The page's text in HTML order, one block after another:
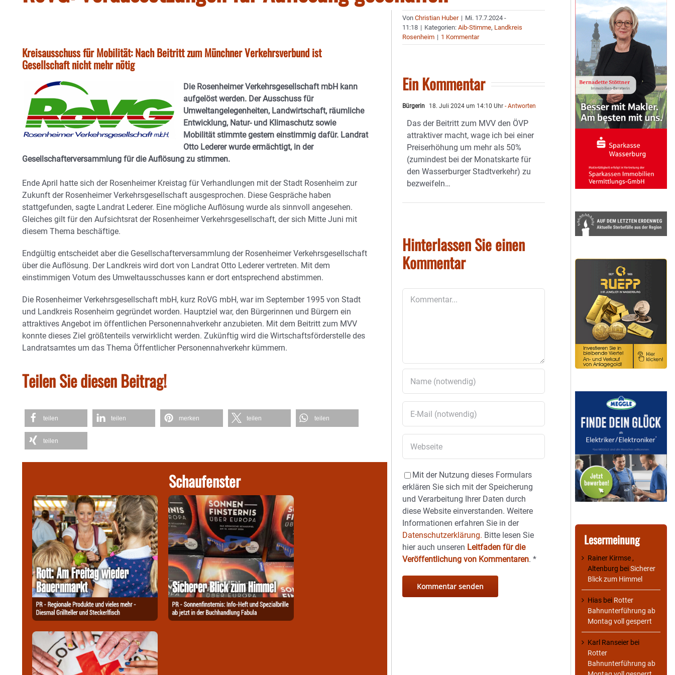
Kreisausschuss für Mobilität: Nach Beitritt zum Münchner Verkehrsverbund ist
Gesellschaft nicht mehr nötig
Die Rosenheimer Verkehrsgesellschaft mbH kann
aufgelöst werden. Der Ausschuss für
Umweltangelegenheiten, Landwirtschaft, räumliche
Entwicklung, Natur- und Klimaschutz sowie
Mobilität stimmte gestern einstimmig dafür. Landrat
Otto Lederer wurde ermächtigt, in der
Gesellschafterversammlung für die Auflösung zu stimmen.
Ende April hatte sich der Rosenheimer Kreistag für Verhandlungen mit der Stadt Rosenheim zur
Zukunft der Rosenheimer Verkehrsgesellschaft ausgesprochen. Diese Gespräche haben
stattgefunden, sagte Landrat Lederer. Eine mögliche Auflösung wurde als sinnvoll angesehen.
Gleiches gilt für den Aufsichtsrat der Rosenheimer Verkehrsgesellschaft, der sich Mitte Juni mit
diesem Thema beschäftige.
Endgültig entscheidet aber die Gesellschafterversammlung der Rosenheimer Verkehrsgesellschaft
über die Auflösung. Der Landkreis wird dort von Landrat Otto Lederer vertreten. Mit dem
einstimmigen Votum des Umweltausschusses kann er dort entsprechend abstimmen.
Die Rosenheimer Verkehrsgesellschaft mbH, kurz RoVG mbH, war im September 1995 von Stadt
und Landkreis Rosenheim gegründet worden. Hauptziel war, den Bürgerinnen und Bürgern ein
attraktives Angebot im öffentlichen Personennahverkehr anzubieten. Mit dem Beitritt zum MVV
konnte dieses Ziel größtenteils verwirklicht werden. Zukünftig wird die Wirtschaftsförderstelle des
Landratsamtes um das Thema Öffentlicher Personennahverkehr kümmern.
Teilen Sie diesen Beitrag!
teilen teilen merken teilen teilen
teilen
Schaufenster
VonChristian Huber | Mi. 17.7.2024 -
11:18 | Kategorien:Aib-Stimme, Landkreis
Rosenheim | 1 Kommentar
Ein Kommentar
Bürgerin 18. Juli 2024 um 14:10 Uhr - Antworten
Das der Beitritt zum MVV den ÖVP
attraktiver macht, wage ich bei einer
Preiserhöhung um mehr als 50%
(zumindest bei der Monatskarte für
den Wasserburger Stadtverkehr) zu
bezweifeln…
Hinterlassen Sie einen
Kommentar
Mit der Nutzung dieses Formulars
erklären Sie sich mit der Speicherung
und Verarbeitung Ihrer Daten durch
diese Website einverstanden. Weitere
Informationen erfahren Sie in der
Datenschutzerklärung. Bitte lesen Sie
hier auch unseren Leitfaden für die
Veröffentlichung von Kommentaren.*
Lesermeinung
Rainer Kirmse ,
Altenburg beiSicherer
Blick zum Himmel
Hias bei Rotter
Bahnunterführung ab
Montag voll gesperrt
Karl Ranseier bei
Rotter
Bahnunterführung ab